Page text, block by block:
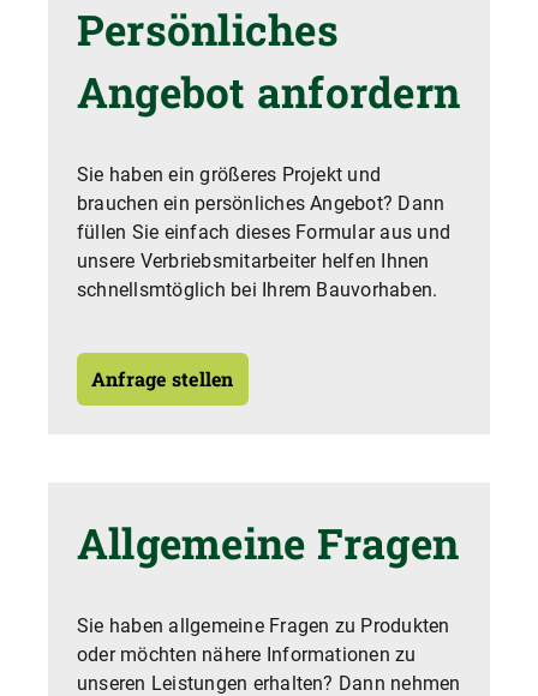
Persönliches
Angebot anfordern
Sie haben ein größeres Projekt und
brauchen ein persönliches Angebot? Dann
füllen Sie einfach dieses Formular aus und
unsere Verbriebsmitarbeiter helfen Ihnen
schnellsmtöglich bei Ihrem Bauvorhaben.
Anfrage stellen
Allgemeine Fragen
Sie haben allgemeine Fragen zu Produkten
oder möchten nähere Informationen zu
unseren Leistungen erhalten? Dann nehmen